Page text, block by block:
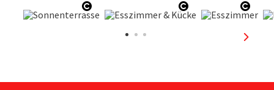
Copyright öffnen Copyright öffnen